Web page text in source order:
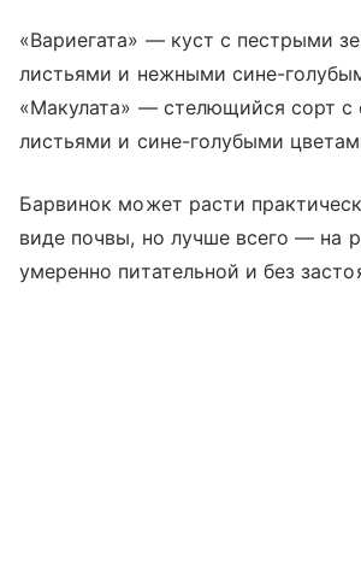
«Вариегата» — куст с пестрыми
листьями и нежными сине-
«Макулата» — стелющийся сорт с
листьями и сине-голубыми
Барвинок может расти
виде почвы, но лучше всего — на
умеренно питательной и без